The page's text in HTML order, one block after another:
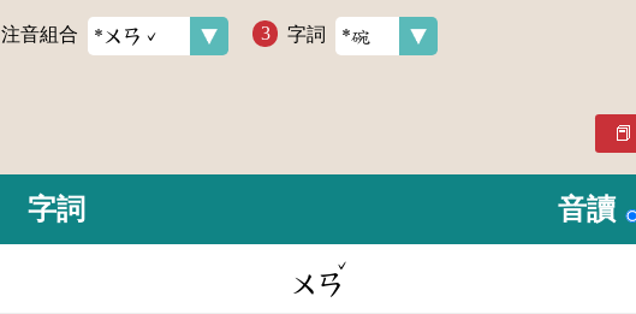
注音組合 字詞
字詞 音讀
ㄨㄢ
ˇ